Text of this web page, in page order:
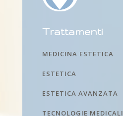
Trattamenti
MEDICINA ESTETICA
ESTETICA
ESTETICA AVANZATA
TECNOLOGIE MEDICALI